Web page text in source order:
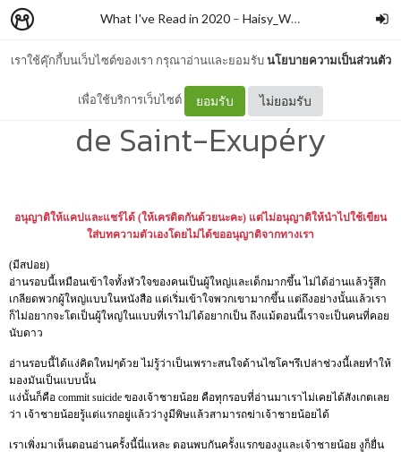
เราใช้คุ๊กกี้บนเว็บไซต์ของเรา กรุณาอ่านและยอมรับนโยบายความเป็นส่วนตัว
เพื่อใช้บริการเว็บไซต์ ยอมรับ ไม่ยอมรับ
What I've Read in 2020 – Haisy_WM
The Little Prince - Antoine
de Saint-Exupéry
อนุญาติให้แคปและแชร์ได้ (ให้เครดิตกันด้วยนะคะ) แต่ไม่อนุญาติให้นำไปใช้เขียน
ใส่บทความตัวเองโดยไม่ได้ขออนุญาติจากทางเรา
(มีสปอย)
อ่านรอบนี้เหมือนเข้าใจทั้งหัวใจของคนเป็นผู้ใหญ่และเด็กมากขึ้น ไม่ได้อ่านแล้วรู้สึก
เกลียดพวกผู้ใหญ่แบบในหนังสือ แต่เริ่มเข้าใจพวกเขามากขึ้น แต่ถึงอย่างนั้นแล้วเรา
ก็ไม่อยากจะโตเป็นผู้ใหญ่ในแบบที่เราไม่ได้อยากเป็น ถึงแม้ตอนนี้เราจะเป็นคนที่คอย
นับดาว
อ่านรอบนี้ได้แง่คิดใหม่ๆด้วย ไม่รู้ว่าเป็นเพราะสนใจด้านไซโคฯรึเปล่าช่วงนี้เลยทำให้
มองมันเป็นแบบนั้น
แง่นั้นก็คือ commit suicide ของเจ้าชายน้อย คือทุกรอบที่อ่านมาเราไม่เคยได้สังเกตเลย
ว่า เจ้าชายน้อยรู้แต่แรกอยู่แล้วว่างูมีพิษแล้วสามารถฆ่าเจ้าชายน้อยได้
เราเพิ่งมาเห็นตอนอ่านครั้งนี้นี่แหละ ตอนพบกันครั้งแรกของงูและเจ้าชายน้อย งูก็ยื่น